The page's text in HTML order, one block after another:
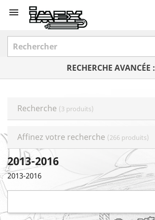

RECHERCHE AVANCÉE :
Recherche (3 produits)
Affinez votre recherche (266 produits)
2013-2016
2013-2016